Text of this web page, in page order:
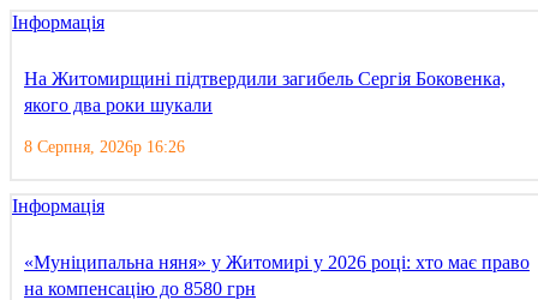
Інформація
На Житомирщині підтвердили загибель Сергія Боковенка,
якого два роки шукали
8 Серпня, 2026р 16:26
Інформація
«Муніципальна няня» у Житомирі у 2026 році: хто має право
на компенсацію до 8580 грн